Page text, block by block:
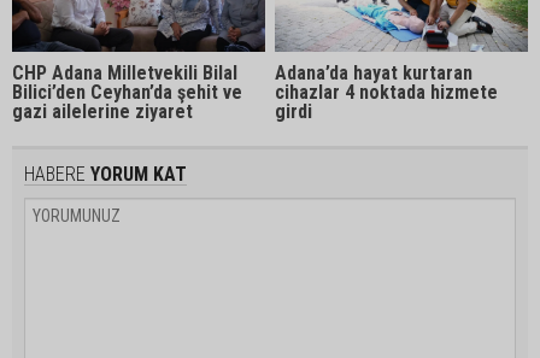
CHP Adana Milletvekili Bilal
Bilici’den Ceyhan’da şehit ve
gazi ailelerine ziyaret
Adana’da hayat kurtaran
cihazlar 4 noktada hizmete
girdi
HABERE YORUM KAT